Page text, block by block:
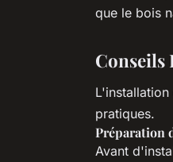
que le bois
pratiques.
Préparation
Avant